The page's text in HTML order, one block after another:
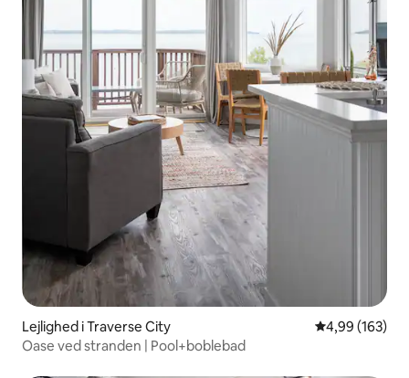
Lejlighed i Traverse City 4,99 ud af 5 i
4,99 (163)
Oase ved stranden | Pool+boblebad